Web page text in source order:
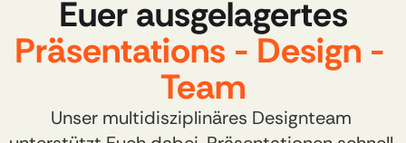
Euer ausgelagertes
Präsentations - Design -
Team
Unser multidisziplinäres Designteam